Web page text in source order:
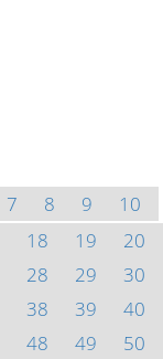
7 8 9
10
18 19
20
28 29
30
38 39
40
48 49
50